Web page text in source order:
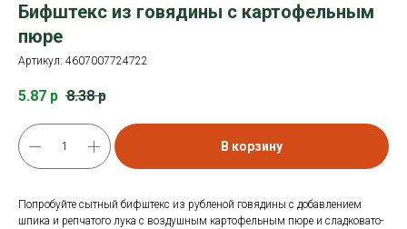
Бифштекс из говядины с картофельным
пюре
Артикул: 4607007724722
5.87 р 8.38 р
В корзину
Попробуйте сытный бифштекс из рубленой говядины с добавлением
шпика и репчатого лука с воздушным картофельным пюре и сладковато-